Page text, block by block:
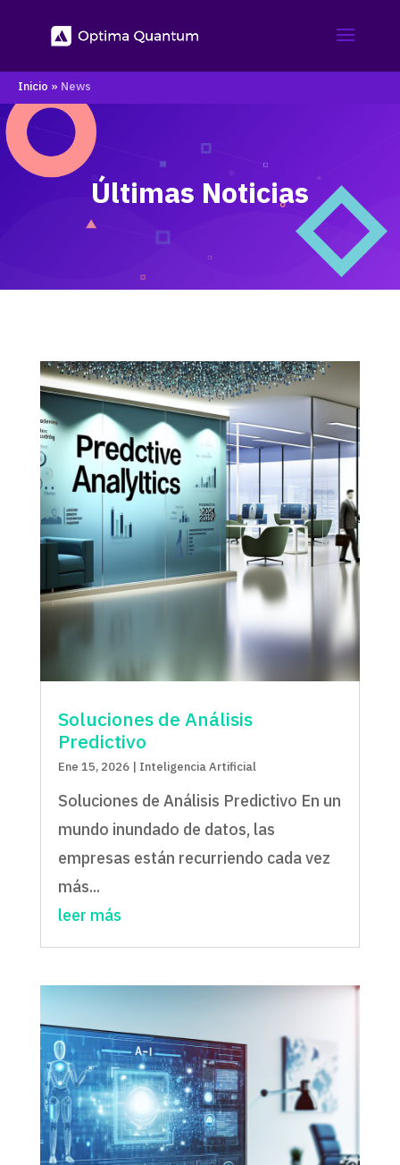
Inicio » News
Últimas Noticias
Soluciones de Análisis
Predictivo
Ene 15, 2026| Inteligencia Artificial
Soluciones de Análisis Predictivo En un
mundo inundado de datos, las
empresas están recurriendo cada vez
más...
leer más